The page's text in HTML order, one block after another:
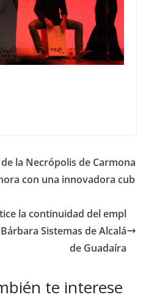
la Necrópolis de Carmona
con una innovadora cub
la continuidad del empl
Sistemas de Alcalá
de Guadaíra
te interese